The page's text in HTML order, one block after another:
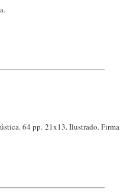
64 pp. 21x13. Ilustrado. Firma